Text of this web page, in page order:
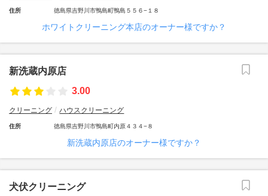
住所 徳島県吉野川市鴨島町鴨島５５６−１８
ホワイトクリーニング本店のオーナー様ですか？
新洗蔵内原店
3.00
クリーニング ハウスクリーニング
住所 徳島県吉野川市鴨島町内原４３４−８
新洗蔵内原店のオーナー様ですか？
犬伏クリーニング